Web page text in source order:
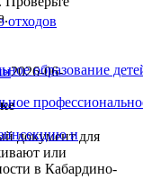
отходов
образование
и
2026-06-
документ для
или
в Кабардино-